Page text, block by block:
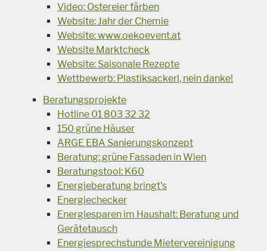
Video: Ostereier färben
Website: Jahr der Chemie
Website: www.oekoevent.at
Website Marktcheck
Website: Saisonale Rezepte
Wettbewerb: Plastiksackerl, nein danke!
Beratungsprojekte
Hotline 01 803 32 32
150 grüne Häuser
ARGE EBA Sanierungskonzept
Beratung: grüne Fassaden in Wien
Beratungstool: K60
Energieberatung bringt's
Energiechecker
Energiesparen im Haushalt: Beratung und
Gerätetausch
Energiesprechstunde Mietervereinigung